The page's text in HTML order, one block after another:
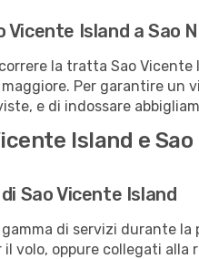
Vicente Island a Sao
la tratta Sao
Per garantire
e di indossare
Island e
Sao Vicente Island
di servizi durante
volo, oppure collegati